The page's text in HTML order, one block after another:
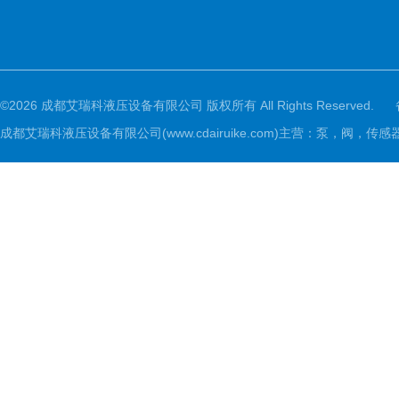
©2026 成都艾瑞科液压设备有限公司 版权所有 All Rights Reserved.
成都艾瑞科液压设备有限公司(www.cdairuike.com)主营：泵，阀，传